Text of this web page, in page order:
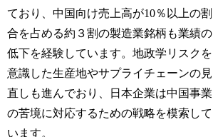
ており、中国向け売上高が10％以上の割
合を占める約３割の製造業銘柄も業績の
低下を経験しています。地政学リスクを
意識した生産地やサプライチェーンの見
直しも進んでおり、日本企業は中国事業
の苦境に対応するための戦略を模索して
います。